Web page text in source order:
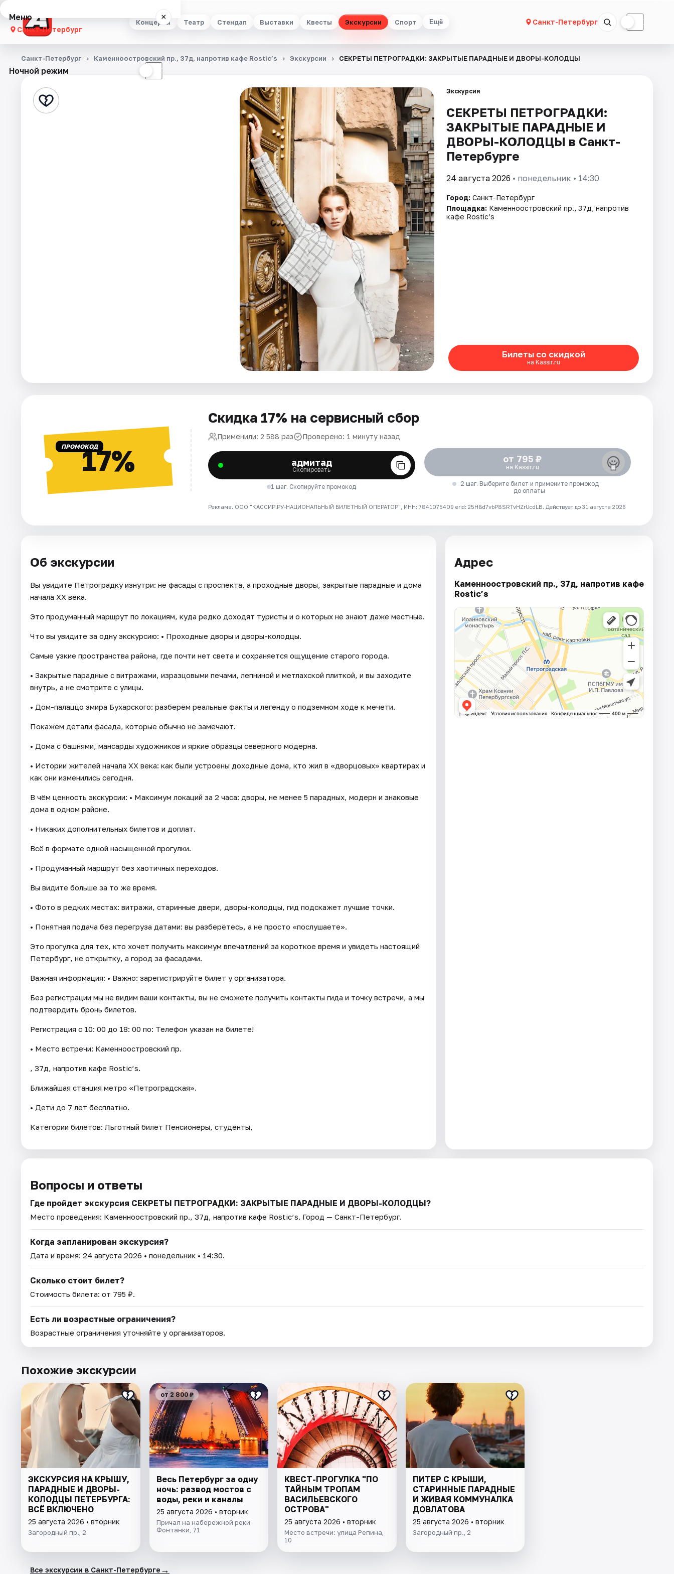
Концерты Театр Стендап Выставки Квесты Экскурсии Спорт Ещё Санкт-Петербург ☾
Меню ×
Санкт-Петербург
Концерты
Стендап
Ночной режим ☾
Санкт-Петербург Каменноостровский пр., 37д, напротив кафе Rostic’s Экскурсии СЕКРЕТЫ ПЕТРОГРАДКИ: ЗАКРЫТЫЕ ПАРАДНЫЕ И ДВОРЫ-КОЛОДЦЫ
Экскурсия
СЕКРЕТЫ ПЕТРОГРАДКИ:
ЗАКРЫТЫЕ ПАРАДНЫЕ И
ДВОРЫ-КОЛОДЦЫ в Санкт-
Петербурге
24 августа 2026 • понедельник • 14:30
Город: Санкт-Петербург
Площадка: Каменноостровский пр., 37д, напротив
кафе Rostic’s
Билеты со скидкой
на Kassir.ru
ПРОМОКОД17%
Скидка 17% на сервисный сбор
Применили: 2 588 раз Проверено: 1 минуту назад
адмитад
Скопировать
1 шаг. Скопируйте промокод
от 795 ₽
на Kassir.ru
2 шаг. Выберите билет и примените промокод
до оплаты
Реклама. ООО "КАССИР.РУ-НАЦИОНАЛЬНЫЙ БИЛЕТНЫЙ ОПЕРАТОР", ИНН: 7841075409 erid: 25H8d7vbP8SRTvHZrUcdLB. Действует до 31 августа 2026
Об экскурсии
Вы увидите Петроградку изнутри: не фасады с проспекта, а проходные дворы, закрытые парадные и дома
начала XX века.
Это продуманный маршрут по локациям, куда редко доходят туристы и о которых не знают даже местные.
Что вы увидите за одну экскурсию: • Проходные дворы и дворы-колодцы.
Самые узкие пространства района, где почти нет света и сохраняется ощущение старого города.
• Закрытые парадные с витражами, изразцовыми печами, лепниной и метлахской плиткой, и вы заходите
внутрь, а не смотрите с улицы.
• Дом-палаццо эмира Бухарского: разберём реальные факты и легенду о подземном ходе к мечети.
Покажем детали фасада, которые обычно не замечают.
• Дома с башнями, мансарды художников и яркие образцы северного модерна.
• Истории жителей начала XX века: как были устроены доходные дома, кто жил в «дворцовых» квартирах и
как они изменились сегодня.
В чём ценность экскурсии: • Максимум локаций за 2 часа: дворы, не менее 5 парадных, модерн и знаковые
дома в одном районе.
• Никаких дополнительных билетов и доплат.
Всё в формате одной насыщенной прогулки.
• Продуманный маршрут без хаотичных переходов.
Вы видите больше за то же время.
• Фото в редких местах: витражи, старинные двери, дворы-колодцы, гид подскажет лучшие точки.
• Понятная подача без перегруза датами: вы разберётесь, а не просто «послушаете».
Это прогулка для тех, кто хочет получить максимум впечатлений за короткое время и увидеть настоящий
Петербург, не открытку, а город за фасадами.
Важная информация: • Важно: зарегистрируйте билет у организатора.
Без регистрации мы не видим ваши контакты, вы не сможете получить контакты гида и точку встречи, а мы
подтвердить бронь билетов.
Регистрация с 10: 00 до 18: 00 по: Телефон указан на билете!
• Место встречи: Каменноостровский пр.
, 37д, напротив кафе Rostic’s.
Ближайшая станция метро «Петроградская».
• Дети до 7 лет бесплатно.
Категории билетов: Льготный билет Пенсионеры, студенты,
Адрес
Каменноостровский пр., 37д, напротив кафе
Rostic’s
Вопросы и ответы
Где пройдет экскурсия СЕКРЕТЫ ПЕТРОГРАДКИ: ЗАКРЫТЫЕ ПАРАДНЫЕ И ДВОРЫ-КОЛОДЦЫ?
Место проведения: Каменноостровский пр., 37д, напротив кафе Rostic’s. Город — Санкт-Петербург.
Когда запланирован экскурсия?
Дата и время: 24 августа 2026 • понедельник • 14:30.
Сколько стоит билет?
Стоимость билета: от 795 ₽.
Есть ли возрастные ограничения?
Возрастные ограничения уточняйте у организаторов.
Похожие экскурсии
ЭКСКУРСИЯ НА КРЫШУ,
ПАРАДНЫЕ И ДВОРЫ-
КОЛОДЦЫ ПЕТЕРБУРГА:
ВСЁ ВКЛЮЧЕНО
25 августа 2026 • вторник
Загородный пр., 2
от 2 800 ₽
Весь Петербург за одну
ночь: развод мостов с
воды, реки и каналы
25 августа 2026 • вторник
Причал на набережной реки
Фонтанки, 71
КВЕСТ-ПРОГУЛКА "ПО
ТАЙНЫМ ТРОПАМ
ВАСИЛЬЕВСКОГО
ОСТРОВА"
25 августа 2026 • вторник
Место встречи: улица Репина,
10
ПИТЕР С КРЫШИ,
СТАРИННЫЕ ПАРАДНЫЕ
И ЖИВАЯ КОММУНАЛКА
ДОВЛАТОВА
25 августа 2026 • вторник
Загородный пр., 2
Все экскурсии в Санкт-Петербурге →